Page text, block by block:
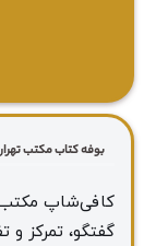
بوفه کتاب مکتب
کافی‌شاپ مکتب
گفتگو، تمرکز